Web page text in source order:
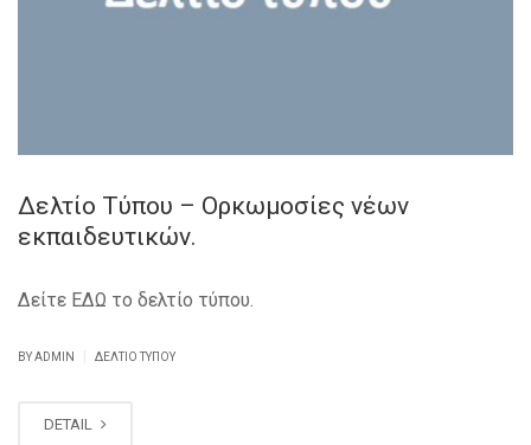
Δελτίο Τύπου – Ορκωμοσίες νέων
εκπαιδευτικών.
Δείτε ΕΔΩ το δελτίο τύπου.
BY ADMIN ΔΕΛΤΊΟ ΤΎΠΟΥ
DETAIL